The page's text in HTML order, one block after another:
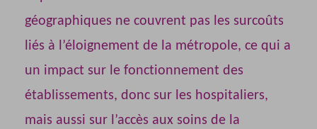
géographiques ne couvrent pas les surcoûts
liés à l’éloignement de la métropole, ce qui a
un impact sur le fonctionnement des
établissements, donc sur les hospitaliers,
mais aussi sur l’accès aux soins de la